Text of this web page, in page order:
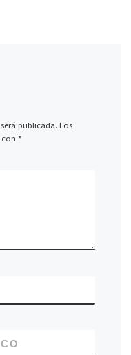
publicada. Los
*